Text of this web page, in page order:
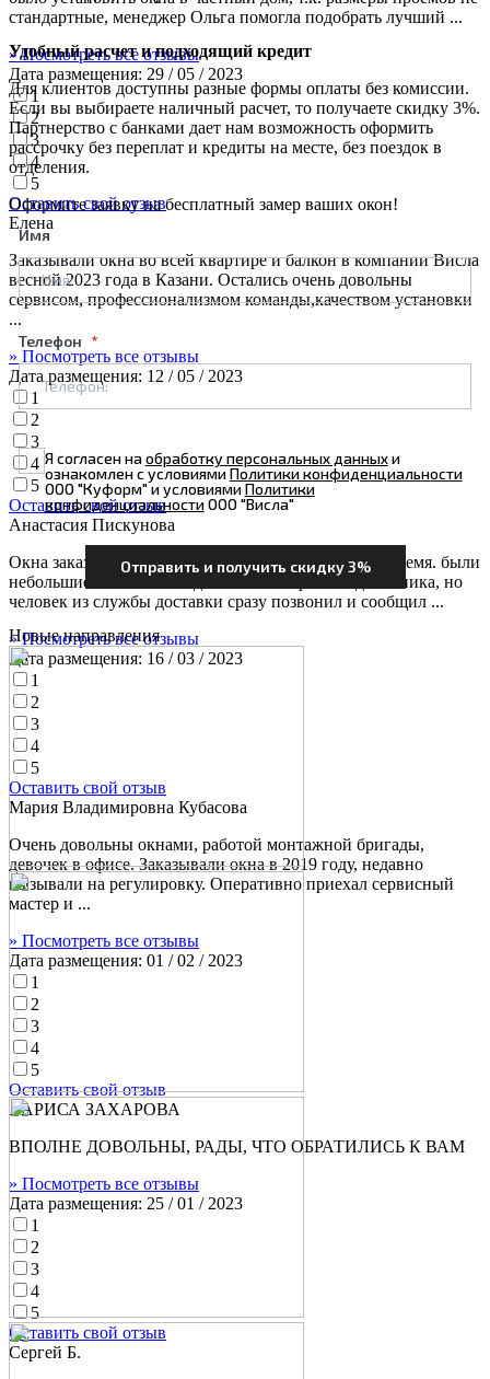
стандартные, менеджер Ольга помогла подобрать лучший ...
» Посмотреть все отзывы
Дата размещения: 29 / 05 / 2023
1
2
3
4
5
Оставить свой отзыв
Елена
Заказывали окна во всей квартире и балкон в компании Висла
весной 2023 года в Казани. Остались очень довольны
сервисом, профессионализмом команды,качеством установки
...
» Посмотреть все отзывы
Дата размещения: 12 / 05 / 2023
1
2
3
4
5
Оставить свой отзыв
Анастасия Пискунова
Окна заказывали в первый раз. Заказ выполнен вовремя. были
небольшие сложности в доставкой второго подоконника, но
человек из службы доставки сразу позвонил и сообщил ...
» Посмотреть все отзывы
Дата размещения: 16 / 03 / 2023
1
2
3
4
5
Оставить свой отзыв
Мария Владимировна Кубасова
Очень довольны окнами, работой монтажной бригады,
девочек в офисе. Заказывали окна в 2019 году, недавно
вызывали на регулировку. Оперативно приехал сервисный
мастер и ...
» Посмотреть все отзывы
Дата размещения: 01 / 02 / 2023
1
2
3
4
5
Оставить свой отзыв
ЛАРИСА ЗАХАРОВА
ВПОЛНЕ ДОВОЛЬНЫ, РАДЫ, ЧТО ОБРАТИЛИСЬ К ВАМ
» Посмотреть все отзывы
Дата размещения: 25 / 01 / 2023
1
2
3
4
5
Оставить свой отзыв
Сергей Б.
Удобный расчет и подходящий кредит
Для клиентов доступны разные формы оплаты без комиссии.
Если вы выбираете наличный расчет, то получаете скидку 3%.
Партнерство с банками дает нам возможность оформить
рассрочку без переплат и кредиты на месте, без поездок в
отделения.
Оформите заявку на бесплатный замер ваших окон!
Имя
Телефон
Я согласен наобработку персональных данныхи
ознакомлен с условиямиПолитики конфиденциальности
ООО "Куформ" и условиямиПолитики
конфиденциальностиООО "Висла"
Новые направления